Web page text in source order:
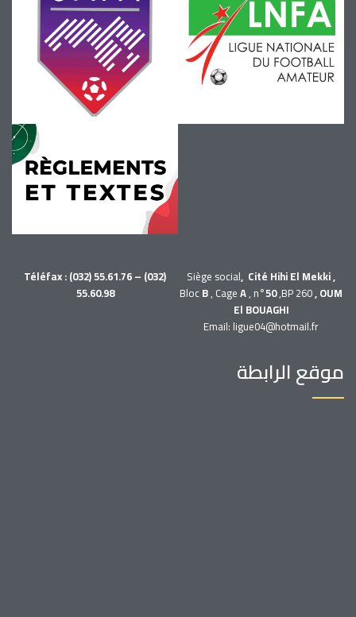
Siège social, Cité Hihi El Mekki ,
BlocB, CageA, n°50,BP 260, OUM
El BOUAGHI
Téléfax : (032) 55.61.76 – (032)
55.60.98
Email: ligue04@hotmail.fr
موقع الرابطة